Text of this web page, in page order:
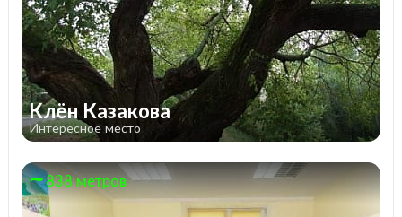
Клён Казакова
Интересное место
838 метров